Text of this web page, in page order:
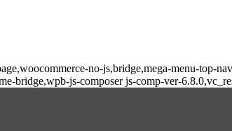
no-js,bridge,mega-menu-top-
bridge,wpb-js-composer js-comp-ver-